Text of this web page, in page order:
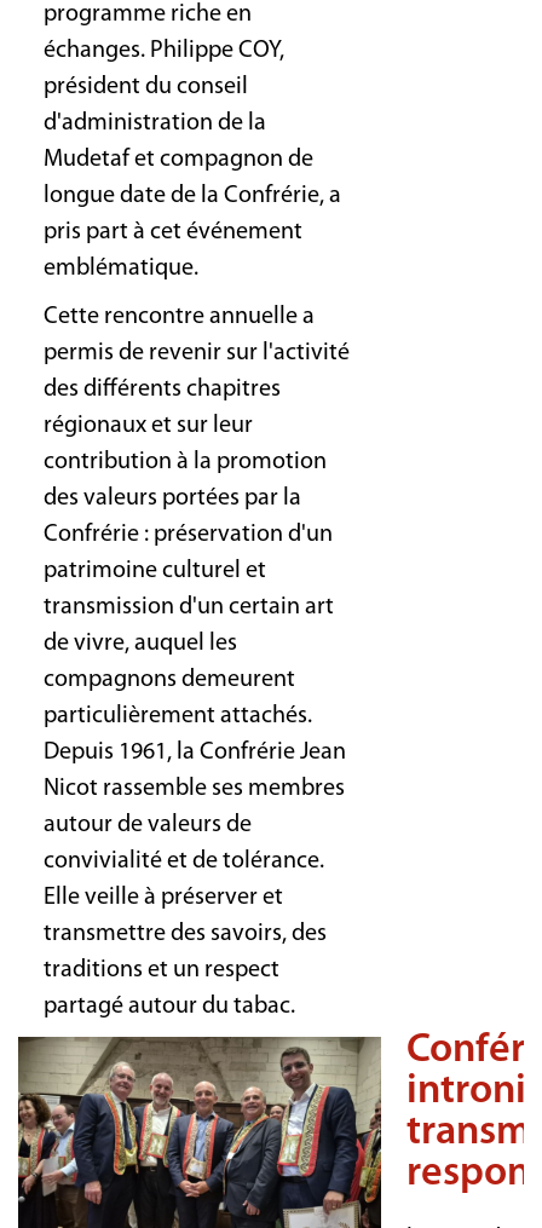
programme riche en
échanges. Philippe COY,
président du conseil
d'administration de la
Mudetaf et compagnon de
longue date de la Confrérie, a
pris part à cet événement
emblématique.
Cette rencontre annuelle a
permis de revenir sur l'activité
des différents chapitres
régionaux et sur leur
contribution à la promotion
des valeurs portées par la
Confrérie : préservation d'un
patrimoine culturel et
transmission d'un certain art
de vivre, auquel les
compagnons demeurent
particulièrement attachés.
Depuis 1961, la Confrérie Jean
Nicot rassemble ses membres
autour de valeurs de
convivialité et de tolérance.
Elle veille à préserver et
transmettre des savoirs, des
traditions et un respect
partagé autour du tabac.